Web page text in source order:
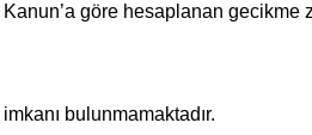
göre hesaplanan
bulunmamaktadır.